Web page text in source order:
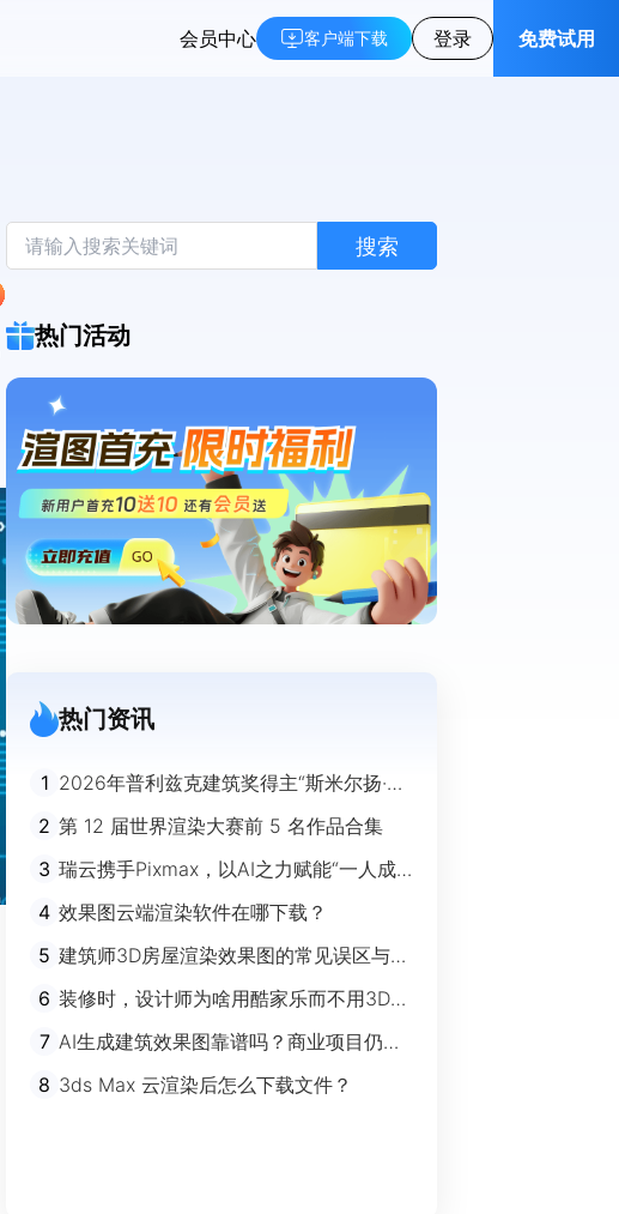
会员中心 客户端下载 登录 免费试用
搜索
热门活动
热门资讯
1 2026年普利兹克建筑奖得主“斯米尔扬·拉
迪奇”经典作品欣赏
2 第 12 届世界渲染大赛前 5 名作品合集
3 瑞云携手Pixmax，以AI之力赋能“一人成
4 效果图云端渲染软件在哪下载？
5 建筑师3D房屋渲染效果图的常见误区与规
避指南
6 装修时，设计师为啥用酷家乐而不用3Ds
max？
7 AI生成建筑效果图靠谱吗？商业项目仍离
不开传统渲染
8 3ds Max 云渲染后怎么下载文件？